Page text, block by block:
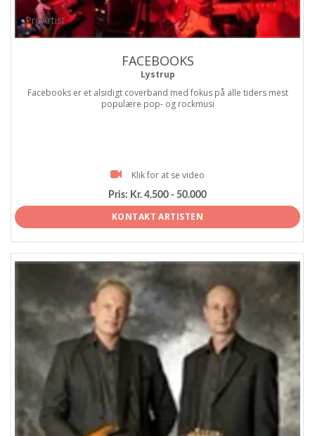
ProArtist
FACEBOOKS
Lystrup
Facebooks er et alsidigt coverband med fokus på alle tiders mest
populære pop- og rockmusi
Klik for at se video
Pris: Kr. 4.500 - 50.000
KONTAKT ARTISTEN